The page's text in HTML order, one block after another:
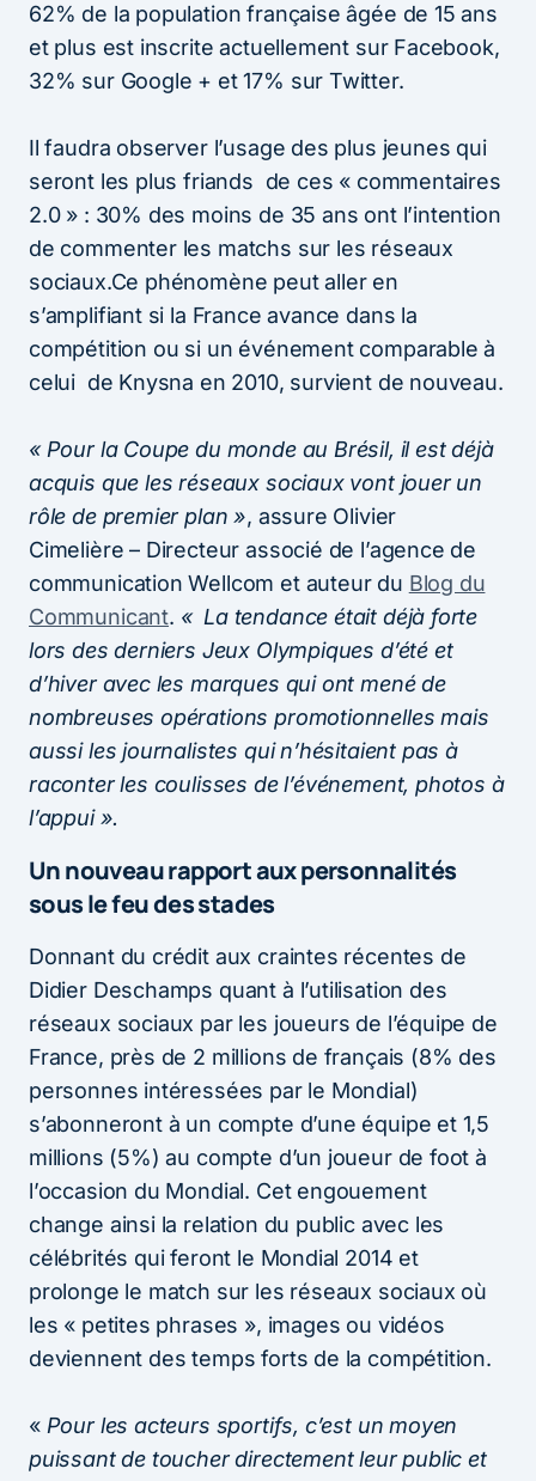
62% de la population française âgée de 15 ans
et plus est inscrite actuellement sur Facebook,
32% sur Google + et 17% sur Twitter.
Il faudra observer l’usage des plus jeunes qui
seront les plus friands de ces « commentaires
2.0 » : 30% des moins de 35 ans ont l’intention
de commenter les matchs sur les réseaux
sociaux.Ce phénomène peut aller en
s’amplifiant si la France avance dans la
compétition ou si un événement comparable à
celui de Knysna en 2010, survient de nouveau.
« Pour la Coupe du monde au Brésil, il est déjà
acquis que les réseaux sociaux vont jouer un
rôle de premier plan », assure Olivier
Cimelière – Directeur associé de l’agence de
communication Wellcom et auteur du Blog du
Communicant. « La tendance était déjà forte
lors des derniers Jeux Olympiques d’été et
d’hiver avec les marques qui ont mené de
nombreuses opérations promotionnelles mais
aussi les journalistes qui n’hésitaient pas à
raconter les coulisses de l’événement, photos à
l’appui ».
Un nouveau rapport aux personnalités
sous le feu des stades
Donnant du crédit aux craintes récentes de
Didier Deschamps quant à l’utilisation des
réseaux sociaux par les joueurs de l’équipe de
France, près de 2 millions de français (8% des
personnes intéressées par le Mondial)
s’abonneront à un compte d’une équipe et 1,5
millions (5%) au compte d’un joueur de foot à
l’occasion du Mondial. Cet engouement
change ainsi la relation du public avec les
célébrités qui feront le Mondial 2014 et
prolonge le match sur les réseaux sociaux où
les « petites phrases », images ou vidéos
deviennent des temps forts de la compétition.
« Pour les acteurs sportifs, c’est un moyen
puissant de toucher directement leur public et